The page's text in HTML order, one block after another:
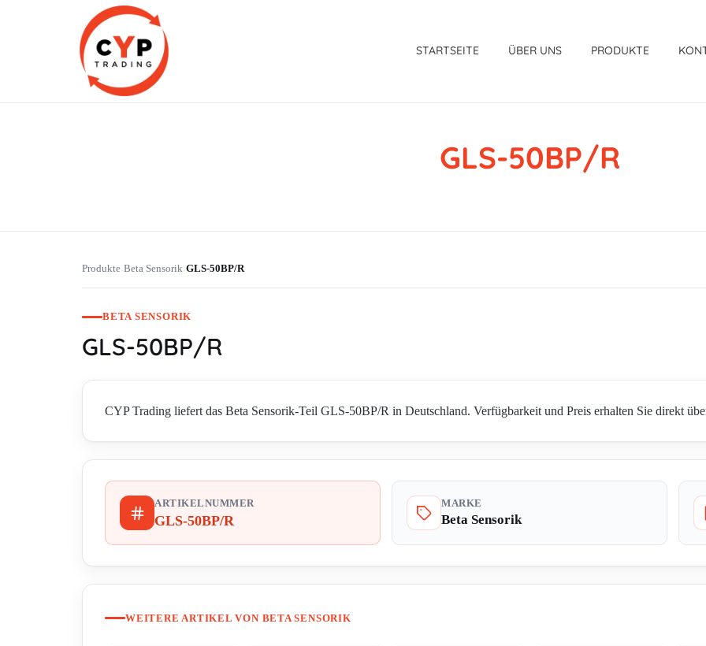
STARTSEITE ÜBER UNS PRODUKTE
GLS-50BP/R
Produkte›Beta Sensorik›GLS-50BP/R
BETA SENSORIK
GLS-50BP/R
CYP Trading liefert das Beta Sensorik-Teil GLS-50BP/R in Deutschland. Verfügbarkeit und Preis erhalten Sie direkt
ARTIKELNUMMER
GLS-50BP/R
MARKE
Beta Sensorik
WEITERE ARTIKEL VON BETA SENSORIK